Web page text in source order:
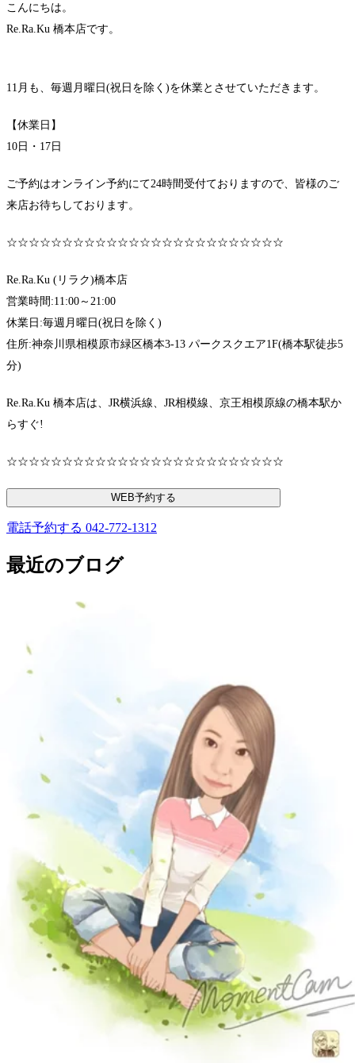
こんにちは。
Re.Ra.Ku 橋本店です。
11月も、毎週月曜日(祝日を除く)を休業とさせていただきます。
【休業日】
10日・17日
ご予約はオンライン予約にて24時間受付ておりますので、皆様のご
来店お待ちしております。
☆☆☆☆☆☆☆☆☆☆☆☆☆☆☆☆☆☆☆☆☆☆☆☆☆
Re.Ra.Ku (リラク)橋本店
営業時間:11:00～21:00
休業日:毎週月曜日(祝日を除く)
住所:神奈川県相模原市緑区橋本3-13 パークスクエア1F(橋本駅徒歩5
分)
Re.Ra.Ku 橋本店は、JR横浜線、JR相模線、京王相模原線の橋本駅か
らすぐ!
☆☆☆☆☆☆☆☆☆☆☆☆☆☆☆☆☆☆☆☆☆☆☆☆☆
WEB予約する
電話予約する 042-772-1312
最近のブログ
８月のおススメ☆
暑さが続いていますね。皆さまいかがお過ごしでしょう
か？？？強い日差しや冷房による冷えで、知らず知らずのう
ちに、お身体も疲れをため込んでいませんか？？？ そんな
季節にオススメ☆なのが、【 暑さ吹っ飛ばせ！爽快限定セ
ット９０分 】です！！～セット内容～ ・オイルフットケ
ア ４０分 ・リラク系ボディケア ４０分 ・爽快ヘット
スパ １０分まずは、足裏からほぐし、血行促進。そのあ
と、ベットで肩甲骨を中心に全身をじっくりケアします。
【４０分の施術だと「うつ伏せ＋〇〇〇」 ※横向きか仰向
けか、お疲れに合わせて相談します。】ベットでの４０分の
施術で、身体の中の渋滞をさらに解消へと導いてくれること
でしょう・・・。身体がリラックスして来たら、最後は「－
５℃」の炭酸泡を使った爽快ヘッドスパで投資や目元をリフ
レッシュ！暑さや紫外線で疲れた心と身体を、ひんやりリ気
持ちよく癒します！！※他割引の併用不可※※当店ご利用い
ただいたことがある方でもお得にご利用いただけるセットで
す。「疲れがとれない・・・」「肩や首がいたい・・・」
「スッキリしたい！！」他にも、お疲れに合わせたコースや
オプションをご用意しています。お気軽にスタッフまでご相
談ください。皆さまのご来店スタッフ一同、心よりお待ちし
ております。 口コミを書いたくださるととっても励みにな
ります。こちらから口コミお願いします
♪https://www.google.com/search?
今週もまだまだ予約可能です!お疲れためすぎないように、
ぜひご利用ください。・8月3日(月) 休業日・8月4日(火)
11:00～・8月5日(水) 11:00～・8月6日(木) 12:00～・8月7日
(金) 11:00～・8月8日(土) 11:00～・8月9日(日) 11:00～ 上
記のお時間が空いております!!予約状況はその都度変わる可
能性があります。上記のお時間以外にもご案内可能な場合も
ございますので、お気軽にお電話下さい。スタッフ一同、心
よりお待ちしております
(リラク)橋本店営業時間:11:00～21:00休業日:毎週月曜日(祝日
を除く)住所:神奈川県相模原市緑区橋本3-13 パークスクエア
1F(橋本駅徒歩5分)Re.Ra.Ku 橋本店は、JR横浜線、JR相模
線、京王相模原線の橋本駅からすぐ!
☆☆☆☆☆☆☆☆☆☆☆☆☆☆☆☆☆☆☆☆☆☆☆☆
こんにちはRe.Ra.Ku 橋本店 スズキです！ 毎月31日は、菜の
日！「31」を野菜の「さ（3）い（1）」（菜）と読む語呂合
わせから決まったみたいです！ 野菜中心の健康的な食生活
を広めることが目的月末を「カラダの決算日」として継続
的・定期的な取り組みを行うと記載されていました 旬の夏
野菜のトマト、スイカ、キュウリなどは、水分やカリウムが
豊富なため、体にこもった余分な熱を冷ます働きがあります
暑い外と冷房の効いた室内の寒暖差で自律神経も乱れたり、
暑いだけで体力が消耗してしまう今の時期、夏バテ回復には
栄養のある食事、こまめな水分補給、質の良い睡眠による体
調管理が大切！なので"菜の日"食生活を見直してみるいい機
会かもしれませんね^^ 口コミを書いたくださるととっても
励みになります。こちらから口コミお願いします
♪https://www.google.com/search?
今週の空き状況
今週もまだまだ予約可能です!蒸し暑さが続いています。お
疲れためすぎていませんか？・7月27日(月) 定休日・7月28
日(火) 11:00～・7月29日(水) 11:00～・7月30日(木) 11:00
～・7月31日(金) 12:00～・8月1日(土) 11:00～・8月2日(日)
11:00～ 上記のお時間が空いております!!予約状況はその都
度変わる可能性があります。上記のお時間以外にもご案内可
能な場合もございますので、お気軽にお電話下さい。スタッ
フ一同、心よりお待ちしております
2026.07.27
おうち花火☆
こんにちはRe.Ra.Ku 橋本店 セヤマ です！！,蒸し暑い日が続
いていますが、皆さまいかがお過ごしでしょうか。今年も、
暑さ対策が欠かせない季節がやってまいりましたΣ(･ω･ﾉ)ﾉ！